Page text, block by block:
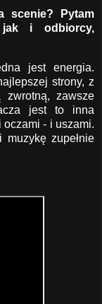
scenie? Pytam
jak i odbiorcy,
jest energia.
strony, z
zwrotną, zawsze
jest to inna
- i uszami.
muzykę zupełnie